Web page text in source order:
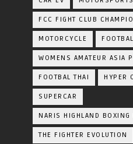
FCC FIGHT CLUB
MOTORCYCLE
WOMENS AMATEUR ASIA
FOOTBAL THAI HYPER
SUPERCAR
NARIS HIGHLAND BOXING
THE FIGHTER EVOLUTION